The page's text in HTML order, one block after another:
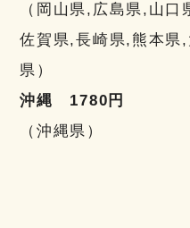
（岡山県,広島県,山
佐賀県,長崎県,熊本県
県）
沖縄 1780円
（沖縄県）